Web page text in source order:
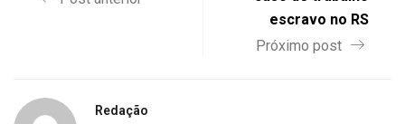
escravo no RS
Próximo post
Redação